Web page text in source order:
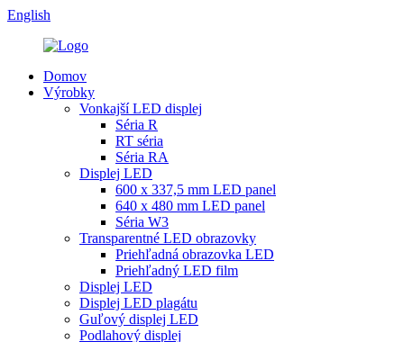
English
Domov
Výrobky
Vonkajší LED displej
Séria R
RT séria
Séria RA
Displej LED
600 x 337,5 mm LED panel
640 x 480 mm LED panel
Séria W3
Transparentné LED obrazovky
Priehľadná obrazovka LED
Priehľadný LED film
Displej LED
Displej LED plagátu
Guľový displej LED
Podlahový displej